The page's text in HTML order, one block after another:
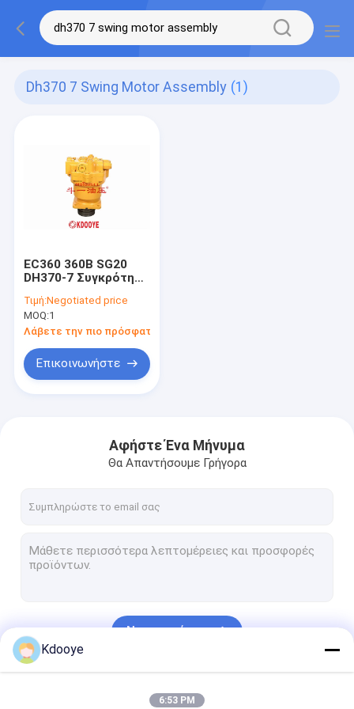
Dh370 7 Swing Motor Assembly (1)
EC360 360B SG20
DH370-7 Συγκρότημα
86KG Για εξορυκτήρα
Τιμή:Negotiated price
MOQ:1
Λάβετε την πιο πρόσφατη τιμή
Επικοινωνήστε
Αφήστε Ένα Μήνυμα
Θα Απαντήσουμε Γρήγορα
Να συνεχίσει
Kdooye
6:53 PM